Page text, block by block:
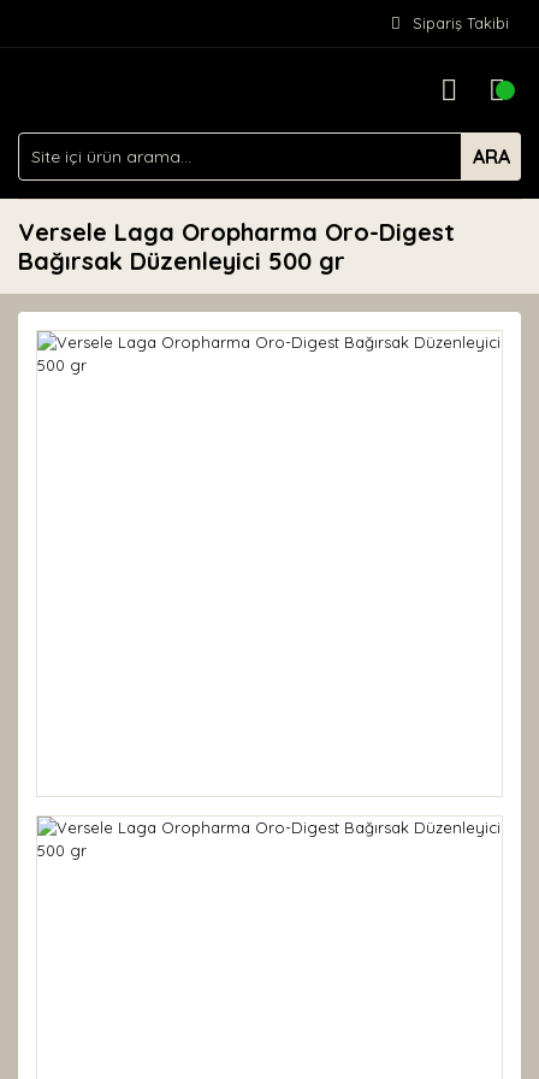
Sipariş Takibi
ARA
Versele Laga Oropharma Oro-Digest
Bağırsak Düzenleyici 500 gr